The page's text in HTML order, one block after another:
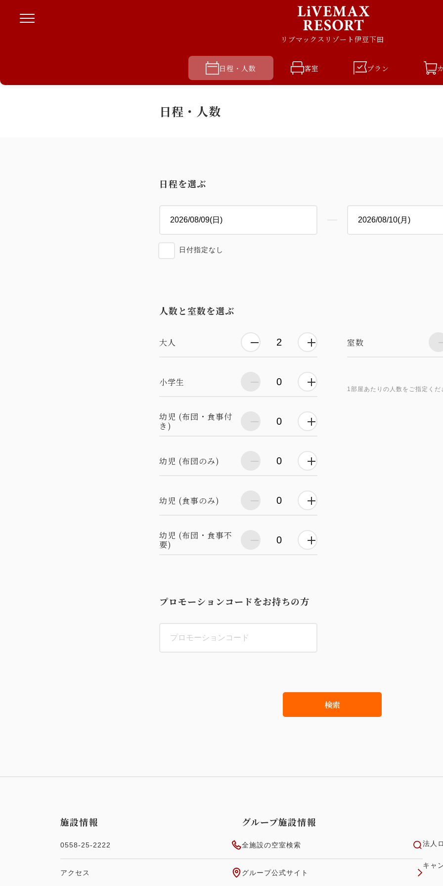
リブマックスリゾート伊豆下田
日程・人数 客室 プラン
日程・人数
日程を選ぶ
日付指定なし
人数と室数を選ぶ
大人
小学生
幼児 (布団・食事付
き)
幼児 (布団のみ)
幼児 (食事のみ)
幼児 (布団・食事不
要)
室数
1部屋あたりの人数をご指定くだ
プロモーションコードをお持ちの方
検索
施設情報
0558-25-2222
アクセス
グループ施設情報
全施設の空室検索
グループ公式サイト
法人
キャ